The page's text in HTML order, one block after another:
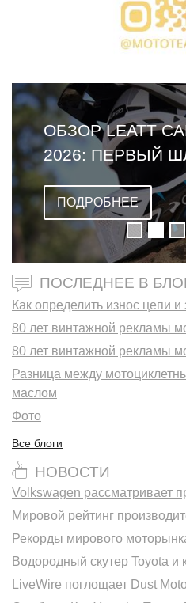
ОБЗОР LEATT
2026: ПЕРВЫЙ
ВСТРОЕННОЙ
ПОДРОБНЕЕ
ПОСЛЕДНЕЕ В
Как определить износ цепи и
80 лет винтажной рекламы
80 лет винтажной рекламы
Разница между
маслом
Фото
Все блоги
НОВОСТИ
Volkswagen рассматривает
Мировой рейтинг
Рекорды мирового
Водородный скутер Toyota и
LiveWire поглощает Dust Moto